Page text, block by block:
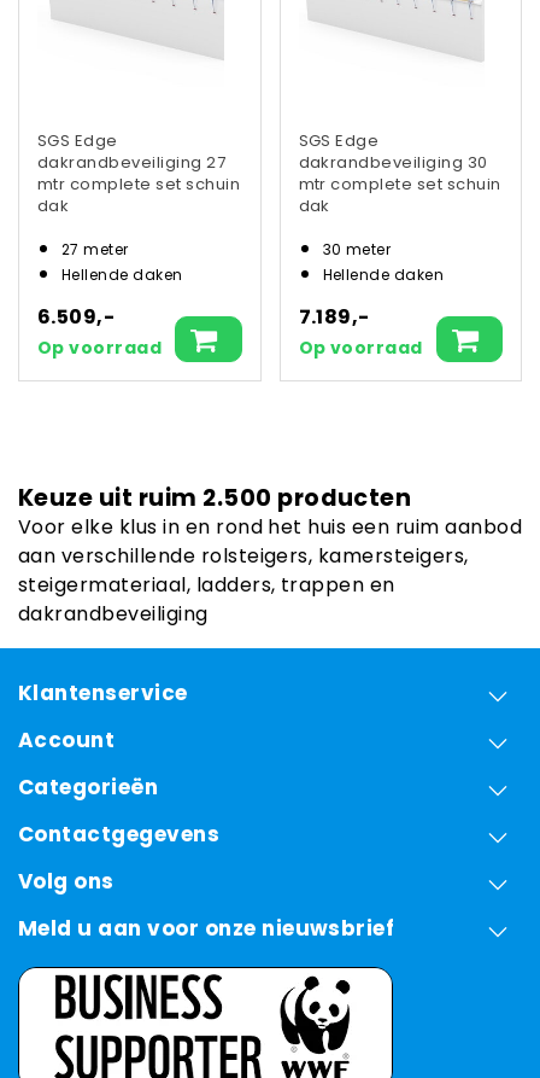
SGS Edge
dakrandbeveiliging 27
mtr complete set schuin
dak
27 meter
Hellende daken
6.509,-
Op voorraad
SGS Edge
dakrandbeveiliging 30
mtr complete set schuin
dak
30 meter
Hellende daken
7.189,-
Op voorraad
Keuze uit ruim 2.500 producten
Voor elke klus in en rond het huis een ruim aanbod
aan verschillende rolsteigers, kamersteigers,
steigermateriaal, ladders, trappen en
dakrandbeveiliging
Klantenservice
Account
Categorieën
Contactgegevens
Volg ons
Meld u aan voor onze nieuwsbrief